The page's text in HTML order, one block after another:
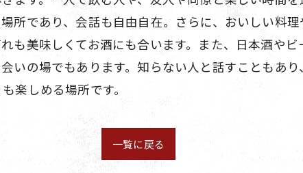
所であり、会話も自由自在。さらに、おいしい料
も美味しくてお酒にも合います。また、日本酒や
いの場でもあります。知らない人と話すこともあ
楽しめる場所です。
一覧に戻る